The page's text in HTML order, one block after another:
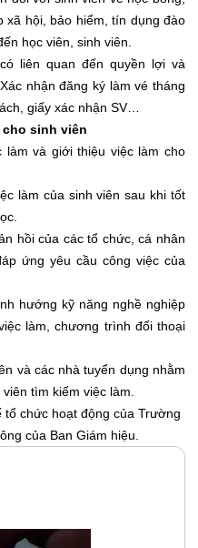
xã hội, bảo hiểm, tín dụng đào
học viên, sinh viên.
liên quan đến quyền lợi và
nhận đăng ký làm vé tháng
giấy xác nhận SV…
sinh viên
và giới thiệu việc làm cho
làm của sinh viên sau khi tốt
hồi của các tổ chức, cá nhân
ứng yêu cầu công việc của
hướng kỹ năng nghề nghiệp
làm, chương trình đối thoại
và các nhà tuyển dụng nhằm
tìm kiếm việc làm.
chức hoạt động của Trường
của Ban Giám hiệu.